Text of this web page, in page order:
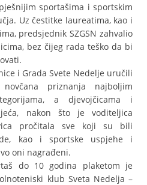
sportašima i sportskim
Uz čestitke laureatima, kao i
predsjednik SZGSN zahvalio
bez čijeg rada teško da bi
i Grada Svete Nedelje uručili
priznanja najboljim
a djevojčicama i
nakon što je voditeljica
pročitala sve koji su bili
kao i sportske uspjehe i
oni nagrađeni.
do 10 godina plaketom je
klub Sveta Nedelja –